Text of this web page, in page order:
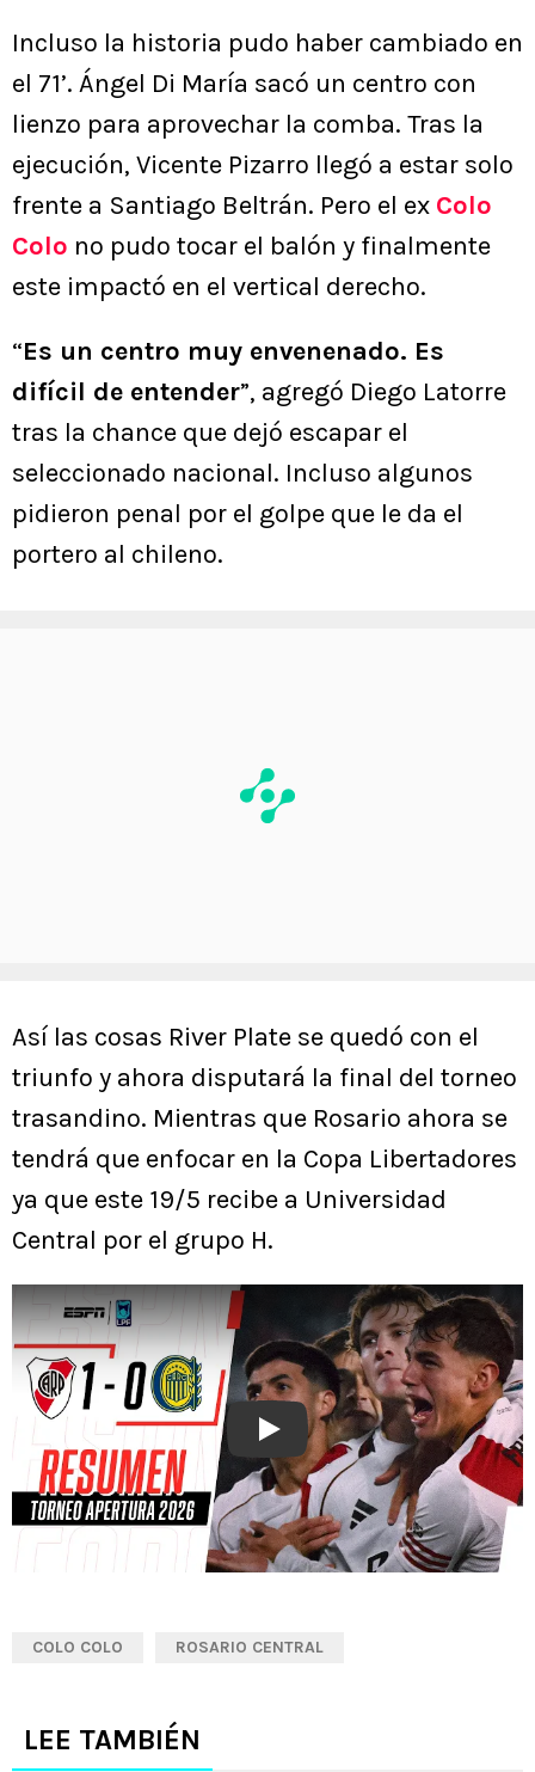
Incluso la historia pudo haber cambiado en
el 71’. Ángel Di María sacó un centro con
lienzo para aprovechar la comba. Tras la
ejecución, Vicente Pizarro llegó a estar solo
frente a Santiago Beltrán. Pero el ex Colo
Colo no pudo tocar el balón y finalmente
este impactó en el vertical derecho.
“Es un centro muy envenenado. Es
difícil de entender”, agregó Diego Latorre
tras la chance que dejó escapar el
seleccionado nacional. Incluso algunos
pidieron penal por el golpe que le da el
portero al chileno.
Así las cosas River Plate se quedó con el
triunfo y ahora disputará la final del torneo
trasandino. Mientras que Rosario ahora se
tendrá que enfocar en la Copa Libertadores
ya que este 19/5 recibe a Universidad
Central por el grupo H.
Play
COLO COLO ROSARIO CENTRAL
LEE TAMBIÉN